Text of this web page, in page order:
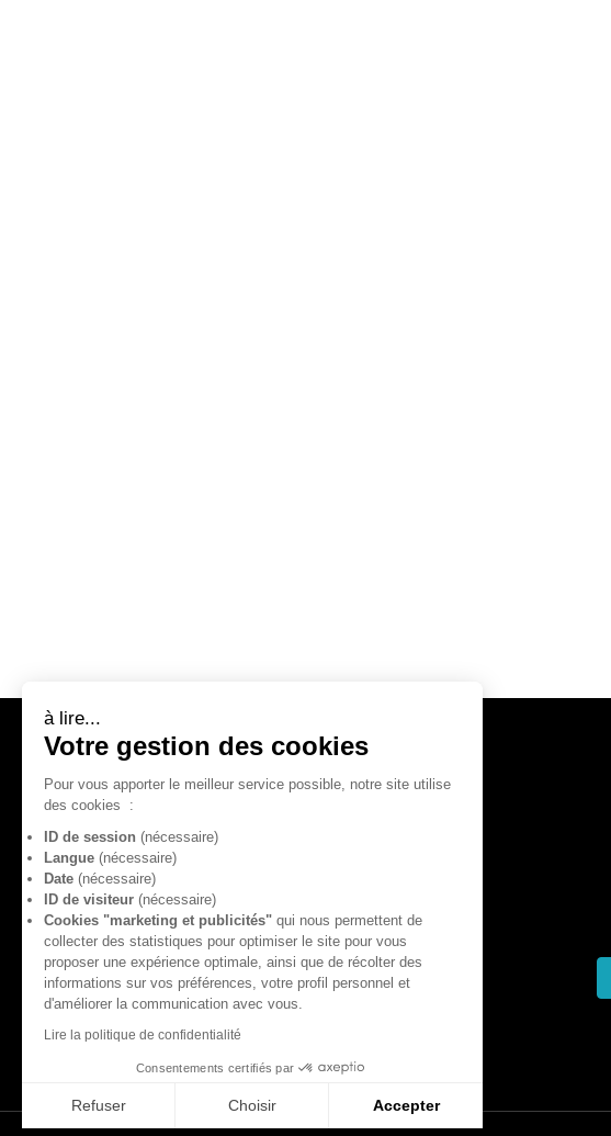
NOUS CONTACTER
02 40 35 22 24
Formulaire de contact
à lire...
Votre gestion des cookies
Pour vous apporter le meilleur service possible, notre site utilise
des cookies
:
ID de session (nécessaire)
Langue (nécessaire)
Date (nécessaire)
ID de visiteur (nécessaire)
Cookies "marketing et publicités" qui nous permettent de
collecter des statistiques pour optimiser le site pour vous
proposer une expérience optimale, ainsi que de récolter des
informations sur vos préférences, votre profil personnel et
d'améliorer la communication avec vous.
Lire la politique de confidentialité
Consentements certifiés par
Refuser Choisir Accepter